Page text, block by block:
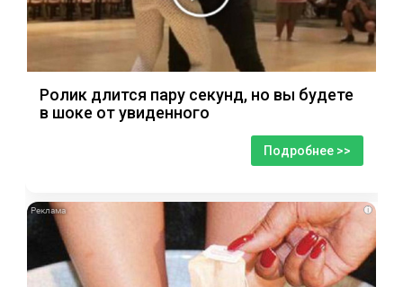
Ролик длится пару секунд, но вы будете
в шоке от увиденного
Подробнее >>
i